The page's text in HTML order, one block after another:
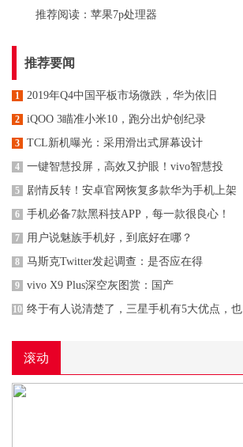
推荐阅读： 苹果7p处理器
推荐要闻
1 2019年Q4中国平板市场微跌，华为依旧
2 iQOO 3瞄准小米10，跑分出炉创纪录
3 TCL新机曝光：采用滑出式屏幕设计
4 一键智慧投屏，高效又护眼！vivo智慧投
5 剧情反转！安卓官网恢复多款华为手机上架
6 手机必备7款黑科技APP，每一款很良心！
7 用户说魅族手机好，到底好在哪？
8 马斯克Twitter发起调查：是否应在得
9 vivo X9 Plus深空灰图赏：国产
10 终于有人说清楚了，三星手机有5大优点，也
滚动